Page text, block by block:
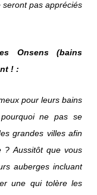
pas appréciés
Onsens (bains
! :
pour leurs bains
ne pas se
grandes villes afin
? Aussitôt que vous
auberges incluant
une qui tolère les